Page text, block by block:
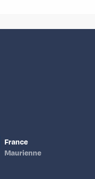
France
Maurienne